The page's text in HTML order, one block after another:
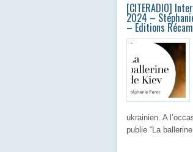
[CITERADIO]
2024 –
– Editions
ukrainien. A
publie “La